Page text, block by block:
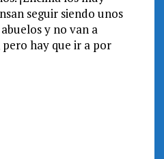
seguir siendo unos
y no van a
hay que ir a por